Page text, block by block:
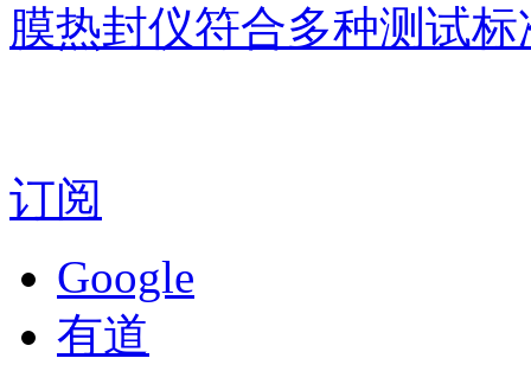
膜热封仪符合多种测试标
订阅
Google
有道